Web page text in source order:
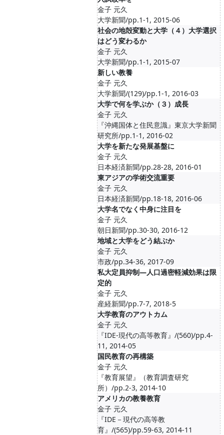
金子 元久
大学新聞/pp.1-1, 2015-06
社会の地殻変動と大学（４）大学選択
はどう変わるか
金子 元久
大学新聞/pp.1-1, 2015-07
新しい教養
金子 元久
大学新聞/(129)/pp.1-1, 2016-03
大学で何を学ぶか（３）成長
金子 元久
『沖縄国体と住民意識』東京大学新聞
研究所/pp.1-1, 2016-02
大学を新たな発展基盤に
金子 元久
日本経済新聞/pp.28-28, 2016-01
東アジアの学術交流重要
金子 元久
日本経済新聞/pp.18-18, 2016-06
大学名でなく中身に注目を
金子 元久
朝日新聞/pp.30-30, 2016-12
地域と大学をどう結ぶか
金子 元久
市政/pp.34-36, 2017-09
私大定員抑制―人口過密軽減効果は限
定的
金子 元久
産経新聞/pp.7-7, 2018-5
大学教育のアウトカム
金子 元久
『IDE-現代の高等教育』/(560)/pp.4-
11, 2014-05
国民教育の再構築
金子 元久
『教育展望』（教育調査研究
所）/pp.2-3, 2014-10
アメリカの教養教育
金子 元久
『IDE－現代の高等教
育』/(565)/pp.59-63, 2014-11